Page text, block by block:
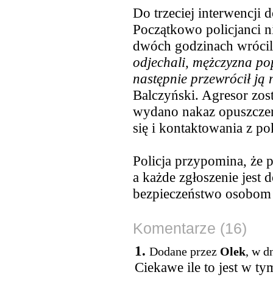
Do trzeciej interwencji
Początkowo policjanci
dwóch godzinach
odjechali, mężczyzna
następnie przewrócił ją
Balczyński. Agresor
wydano nakaz
się i kontaktowania z
Policja przypomina, że
a każde zgłoszenie jest
bezpieczeństwo
Komentarze (16)
1. Dodane przez Olek, w
Ciekawe ile to jest w